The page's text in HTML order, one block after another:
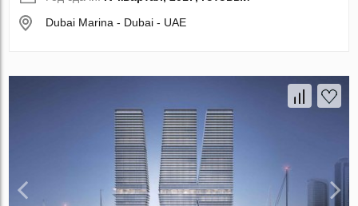
Dubai Marina - Dubai - UAE